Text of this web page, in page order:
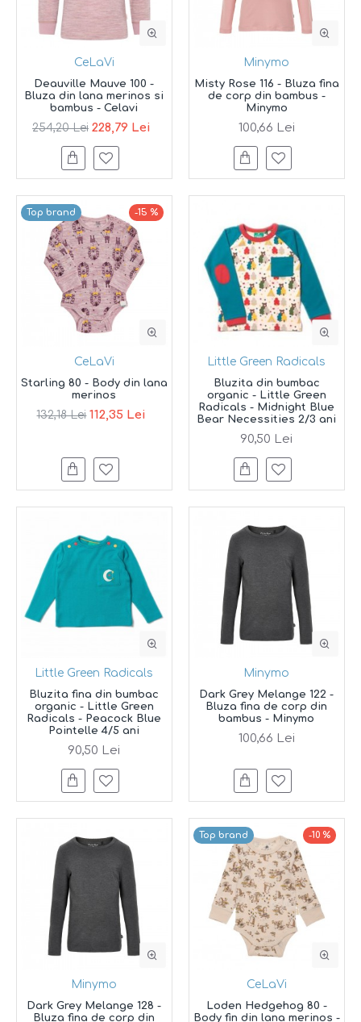
CeLaVi
Deauville Mauve 100 -
Bluza din lana merinos si
bambus - Celavi
254,20 Lei 228,79 Lei
Minymo
Misty Rose 116 - Bluza fina
de corp din bambus -
Minymo
100,66 Lei
Top brand -15 %
CeLaVi
Starling 80 - Body din lana
merinos
132,18 Lei 112,35 Lei
Little Green Radicals
Bluzita din bumbac
organic - Little Green
Radicals - Midnight Blue
Bear Necessities 2/3 ani
90,50 Lei
Little Green Radicals
Bluzita fina din bumbac
organic - Little Green
Radicals - Peacock Blue
Pointelle 4/5 ani
90,50 Lei
Minymo
Dark Grey Melange 122 -
Bluza fina de corp din
bambus - Minymo
100,66 Lei
Minymo
Dark Grey Melange 128 -
Bluza fina de corp din
Top brand -10 %
CeLaVi
Loden Hedgehog 80 -
Body fin din lana merinos -